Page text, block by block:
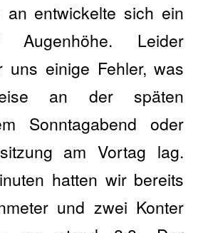
an entwickelte sich ein
Leider
uns einige Fehler, was
an der späten
Sonntagabend oder
am Vortag lag.
hatten wir bereits
und zwei Konter